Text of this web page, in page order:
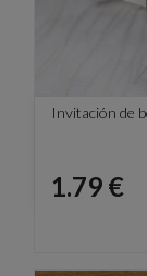
Invitación de
Precio
1.79 €